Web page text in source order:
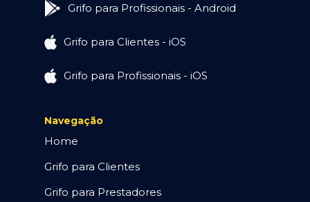
Grifo para Profissionais - Android
Grifo para Clientes - iOS
Grifo para Profissionais - iOS
Navegação
Home
Grifo para Clientes
Grifo para Prestadores